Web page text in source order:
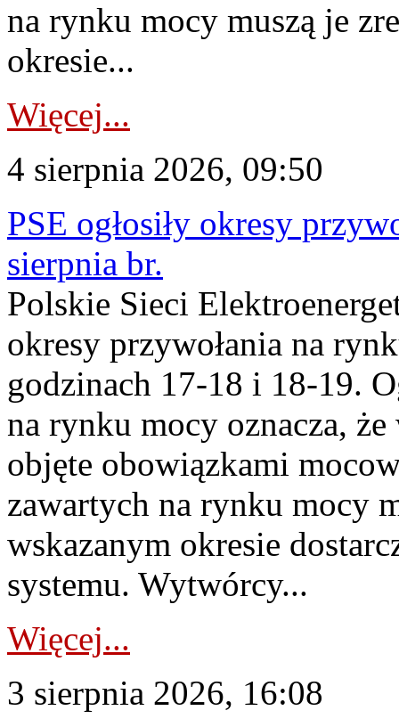
na rynku mocy muszą je
okresie...
Więcej...
4 sierpnia 2026, 09:50
PSE ogłosiły okresy
sierpnia br.
Polskie Sieci
okresy przywołania na
godzinach 17-18 i 18-19.
na rynku mocy oznacza,
objęte obowiązkami
zawartych na rynku mocy
wskazanym okresie
systemu. Wytwórcy...
Więcej...
3 sierpnia 2026, 16:08